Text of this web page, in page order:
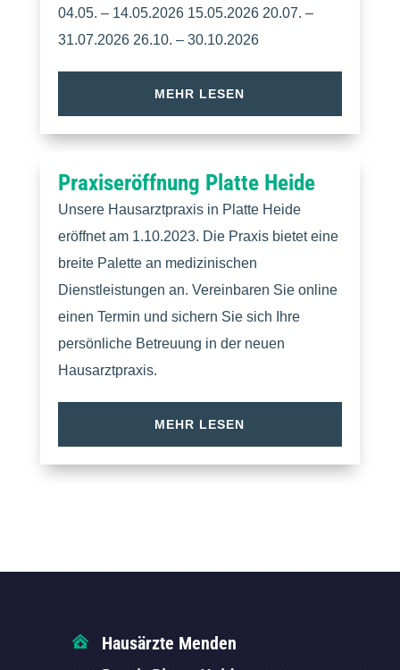
04.05. – 14.05.2026 15.05.2026 20.07. –
31.07.2026 26.10. – 30.10.2026
MEHR LESEN
Praxiseröffnung Platte Heide
Unsere Hausarztpraxis in Platte Heide
eröffnet am 1.10.2023. Die Praxis bietet eine
breite Palette an medizinischen
Dienstleistungen an. Vereinbaren Sie online
einen Termin und sichern Sie sich Ihre
persönliche Betreuung in der neuen
Hausarztpraxis.
MEHR LESEN
 Hausärzte Menden